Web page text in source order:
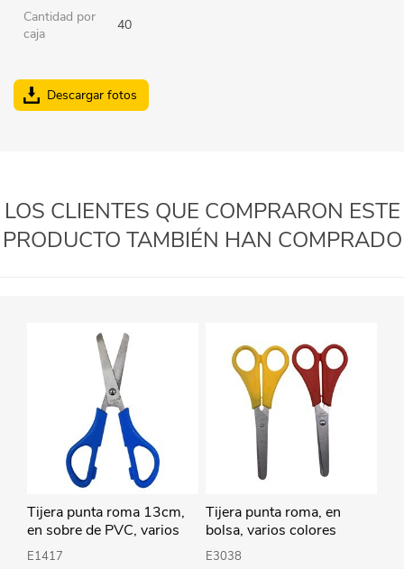
Cantidad por
caja
40
Descargar fotos
LOS CLIENTES QUE COMPRARON ESTE
PRODUCTO TAMBIÉN HAN COMPRADO
Tijera punta roma 13cm,
en sobre de PVC, varios
colores
E1417
Tijera punta roma, en
bolsa, varios colores
E3038